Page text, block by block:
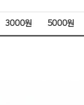
3000원 5000원